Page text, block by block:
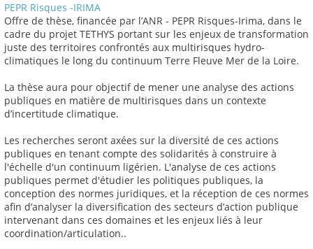
PEPR Risques -IRIMA
Offre de thèse, financée par l’ANR - PEPR Risques-Irima, dans le
cadre du projet TETHYS portant sur les enjeux de transformation
juste des territoires confrontés aux multirisques hydro-
climatiques le long du continuum Terre Fleuve Mer de la Loire.
La thèse aura pour objectif de mener une analyse des actions
publiques en matière de multirisques dans un contexte
d’incertitude climatique.
Les recherches seront axées sur la diversité de ces actions
publiques en tenant compte des solidarités à construire à
l'échelle d'un continuum ligérien. L'analyse de ces actions
publiques permet d'étudier les politiques publiques, la
conception des normes juridiques, et la réception de ces normes
afin d’analyser la diversification des secteurs d’action publique
intervenant dans ces domaines et les enjeux liés à leur
coordination/articulation..